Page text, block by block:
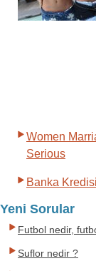
Women
Serious
Banka Kredisi
Yeni Sorular
Futbol nedir,
Suflor nedir ?